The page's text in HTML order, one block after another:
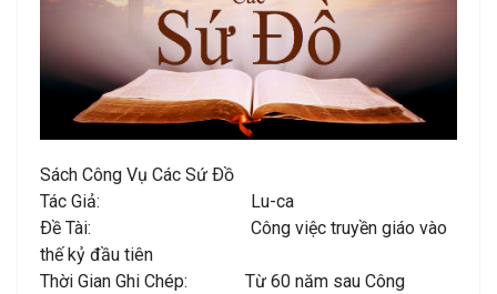
Sách Công Vụ Các Sứ Ðồ
Tác Giả: Lu-ca
Ðề Tài: Công việc truyền giáo vào
thế kỷ đầu tiên
Thời Gian Ghi Chép: Từ 60 năm sau Công